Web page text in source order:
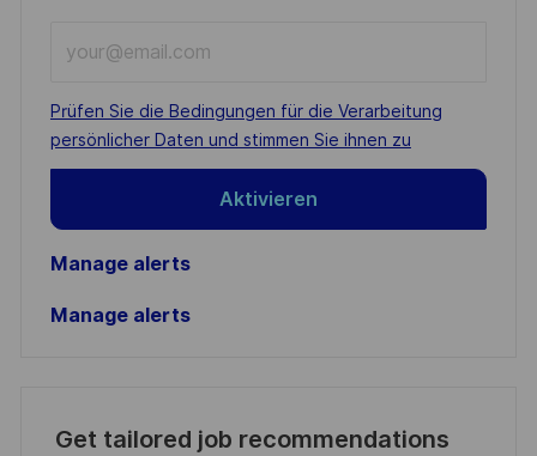
Email
address
(Required)
Required
Prüfen Sie die Bedingungen für die Verarbeitung
persönlicher Daten und stimmen Sie ihnen zu
Aktivieren
Manage alerts
Manage alerts
Get tailored job recommendations